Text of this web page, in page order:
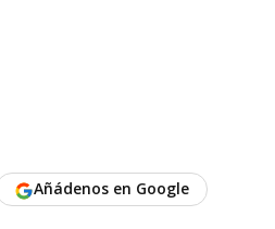
Añádenos en Google